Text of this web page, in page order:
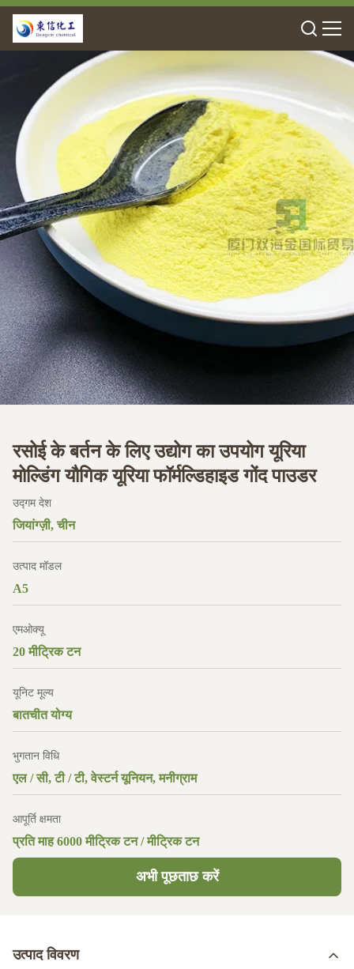
रसोई के बर्तन के लिए उद्योग का उपयोग यूरिया
मोल्डिंग यौगिक यूरिया फॉर्मल्डिहाइड गोंद पाउडर
उद्गम देश
जियांग्ज़ी, चीन
उत्पाद मॉडल
A5
एमओक्यू
20 मीट्रिक टन
यूनिट मूल्य
बातचीत योग्य
भुगतान विधि
एल / सी, टी / टी, वेस्टर्न यूनियन, मनीग्राम
आपूर्ति क्षमता
प्रति माह 6000 मीट्रिक टन / मीट्रिक टन
अभी पूछताछ करें
उत्पाद विवरण